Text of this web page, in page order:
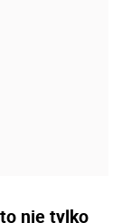
nie tylko